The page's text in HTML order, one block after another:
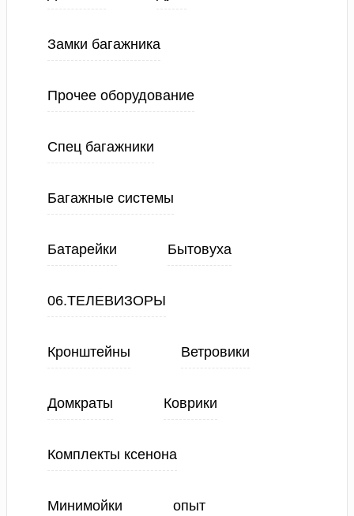
Замки багажника
Прочее оборудование
Спец багажники
Багажные системы
Батарейки Бытовуха
06.ТЕЛЕВИЗОРЫ
Кронштейны Ветровики
Домкраты Коврики
Комплекты ксенона
Минимойки опыт